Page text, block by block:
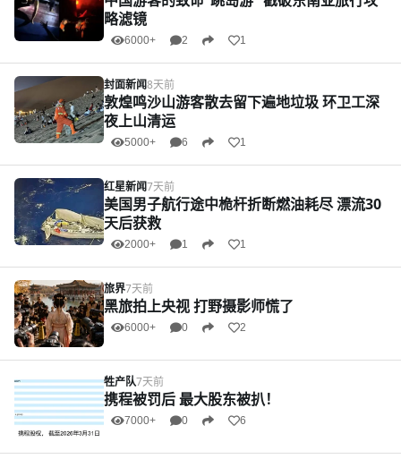
略滤镜
6000+ 2 1
封面新闻8天前
敦煌鸣沙山游客散去留下遍地垃圾 环卫工深
夜上山清运
5000+ 6 1
红星新闻7天前
美国男子航行途中桅杆折断燃油耗尽 漂流30
天后获救
2000+ 1 1
旅界7天前
黑旅拍上央视 打野摄影师慌了
6000+ 0 2
牲产队7天前
携程被罚后 最大股东被扒！
7000+ 0 6